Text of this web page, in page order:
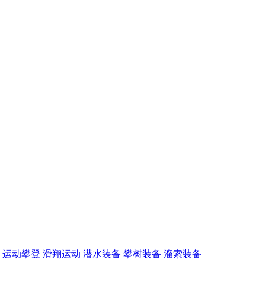
运动攀登 滑翔运动 潜水装备 攀树装备 溜索装备